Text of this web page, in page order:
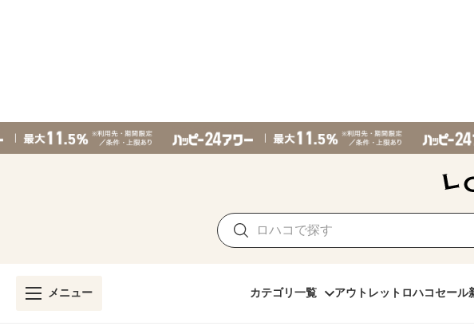
メニュー カテゴリ一覧 アウトレット ロハコセール